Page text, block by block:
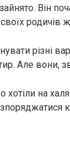
Він
родичів
різні
Але вони,
хотіли на